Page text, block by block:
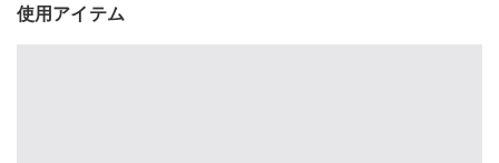
使用アイテム